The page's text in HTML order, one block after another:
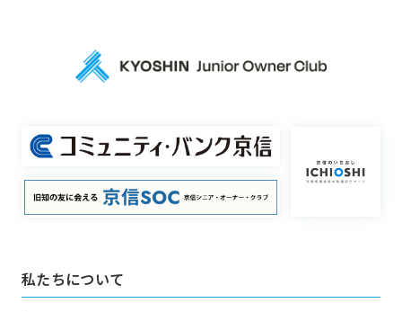
私たちについて